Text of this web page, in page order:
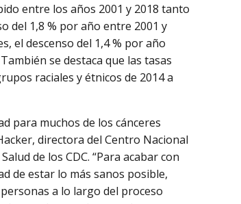
entre los años 2001 y 2018 tanto
del 1,8 % por año entre 2001 y
el descenso del 1,4 % por año
se destaca que las tasas
raciales y étnicos de 2014 a
para muchos de los cánceres
directora del Centro Nacional
de los CDC. “Para acabar con
de estar lo más sanos posible,
a lo largo del proceso